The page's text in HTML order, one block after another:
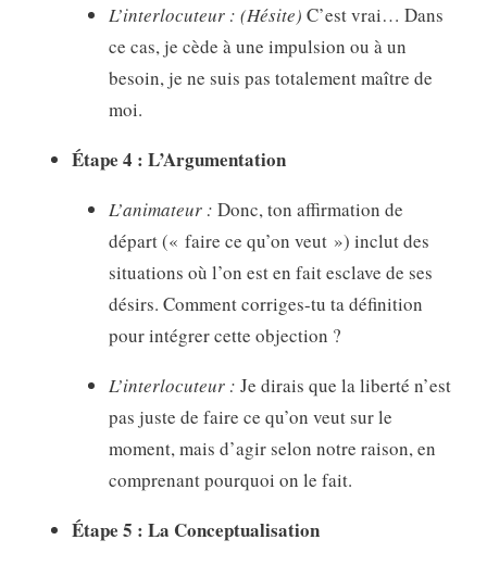
L’interlocuteur : (Hésite) C’est vrai… Dans
ce cas, je cède à une impulsion ou à un
besoin, je ne suis pas totalement maître de
moi.
Étape 4 : L’Argumentation
L’animateur : Donc, ton affirmation de
départ (« faire ce qu’on veut ») inclut des
situations où l’on est en fait esclave de ses
désirs. Comment corriges-tu ta définition
pour intégrer cette objection ?
L’interlocuteur : Je dirais que la liberté n’est
pas juste de faire ce qu’on veut sur le
moment, mais d’agir selon notre raison, en
comprenant pourquoi on le fait.
Étape 5 : La Conceptualisation